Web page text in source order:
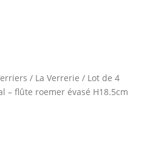
/ La Verrerie / Lot de 4
– flûte roemer évasé H18.5cm